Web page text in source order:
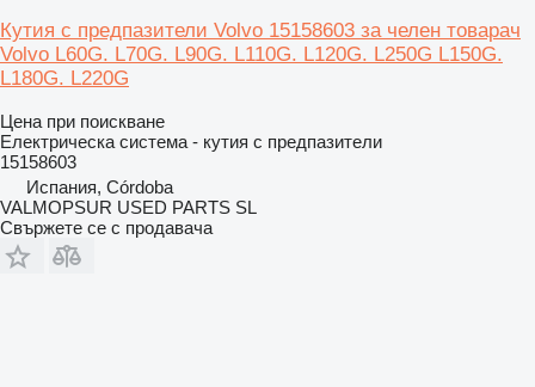
Кутия с предпазители Volvo 15158603 за челен товарач
Volvo L60G. L70G. L90G. L110G. L120G. L250G L150G.
L180G. L220G
Цена при поискване
Електрическа система - кутия с предпазители
15158603
Испания, Córdoba
VALMOPSUR USED PARTS SL
Свържете се с продавача